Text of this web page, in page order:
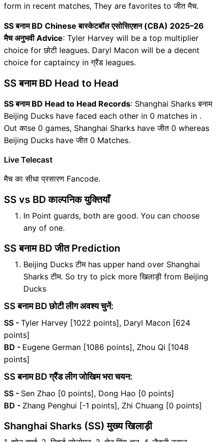
form in recent matches, They are favorites to जीत मैच.
SS बनाम BD Chinese बास्केटबॉल एसोसिएशन (CBA) 2025–26
मैच अनुभवी Advice: Tyler Harvey will be a top multiplier
choice for छोटी leagues. Daryl Macon will be a decent
choice for captaincy in ग्रैंड leagues.
SS बनाम BD Head to Head
SS बनाम BD Head to Head Records: Shanghai Sharks बनाम
Beijing Ducks have faced each other in 0 matches in .
Out काse 0 games, Shanghai Sharks have जीत 0 whereas
Beijing Ducks have जीत 0 Matches.
Live Telecast
मैच का सीधा प्रसारण Fancode.
SS vs BD काल्पनिक युक्तियाँ
In Point guards, both are good. You can choose
any of one.
SS बनाम BD जीत Prediction
Beijing Ducks टीम has upper hand over Shanghai
Sharks टीम. So try to pick more खिलाड़ी from Beijing
Ducks
SS बनाम BD छोटी लीग अवश्य चुनें:
SS - Tyler Harvey [1022 points], Daryl Macon [624
points]
BD - Eugene German [1086 points], Zhou Qi [1048
points]
SS बनाम BD ग्रैंड लीग जोखिम भरा चयन:
SS - Sen Zhao [0 points], Dong Hao [0 points]
BD - Zhang Penghui [-1 points], Zhi Chuang [0 points]
Shanghai Sharks (SS) मुख्य खिलाड़ी